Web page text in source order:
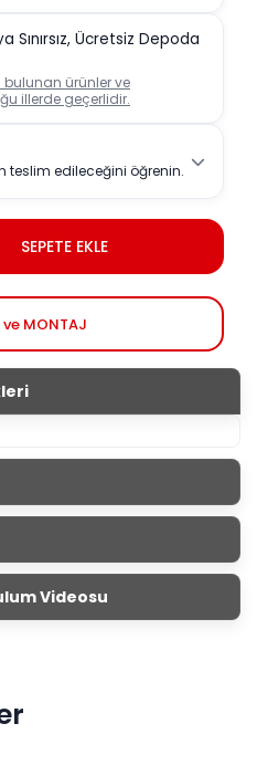
Sınırsız, Ücretsiz Depoda
bulunan ürünler ve
illerde geçerlidir.
teslim edileceğini öğrenin.
SEPETE EKLE
ve MONTAJ
Ünitesi
Yükseklik Derinlik
96 cm
alanıyla seni düşünüyor.
internet sitemizden ve
Videosu